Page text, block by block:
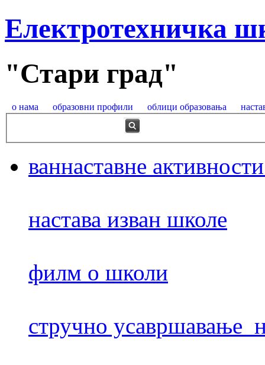
Електротехничка
"Стари град"
о нама образовни профили облици образовања
ваннаставне
настава изван школе
филм о школи
стручно усавршавање